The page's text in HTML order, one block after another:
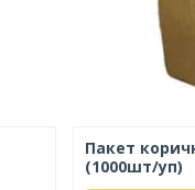
Пакет
(1000шт/уп)